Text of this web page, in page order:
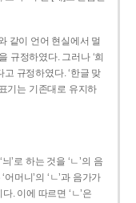
같이 언어 현실에서 멀
규정하였다. 그러나 ‘희
고 규정하였다. ‘한글 맞
기는 기존대로 유지하
’로 하는 것을 ‘ㄴ’의 음
어머니’의 ‘ㄴ’과 음가가
. 이에 따르면 ‘ㄴ’은